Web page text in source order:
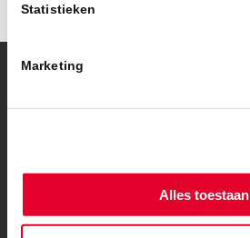
Statistieken
Marketing
Alles toestaan
voorwaarden|Privacybeleid